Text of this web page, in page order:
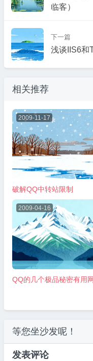
临客）
下一篇
浅谈IIS6和
相关推荐
2009-11-17
破解QQ中转站限制
2009-04-16
QQ的几个极品秘密有用
等您坐沙发呢！
发表评论